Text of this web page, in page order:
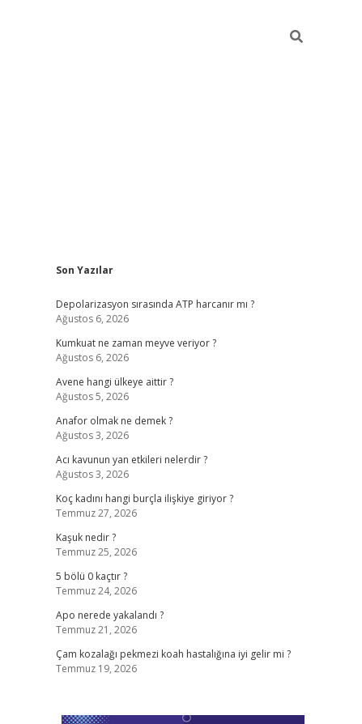
Sidebar
Son Yazılar
Depolarizasyon sırasında ATP harcanır mı ?
Ağustos 6, 2026
Kumkuat ne zaman meyve veriyor ?
Ağustos 6, 2026
Avene hangi ülkeye aittir ?
Ağustos 5, 2026
Anafor olmak ne demek ?
Ağustos 3, 2026
Acı kavunun yan etkileri nelerdir ?
Ağustos 3, 2026
Koç kadını hangi burçla ilişkiye giriyor ?
Temmuz 27, 2026
Kaşuk nedir ?
Temmuz 25, 2026
5 bölü 0 kaçtır ?
Temmuz 24, 2026
Apo nerede yakalandı ?
Temmuz 21, 2026
Çam kozalağı pekmezi koah hastalığına iyi gelir mi ?
Temmuz 19, 2026